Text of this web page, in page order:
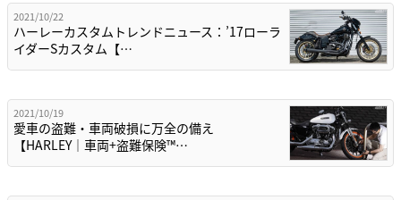
2021/10/22
ハーレーカスタムトレンドニュース：’17ローラ
イダーSカスタム【…
2021/10/19
愛車の盗難・車両破損に万全の備え
【HARLEY│車両+盗難保険™…